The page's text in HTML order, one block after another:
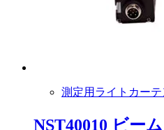
測定用ライトカーテ
NST40010 ビー